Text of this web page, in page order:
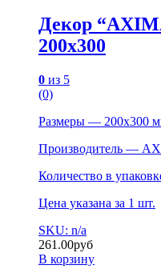
Декор
200х300
0 из 5
(0)
Размеры — 200х300
Производитель —
Количество в
Цена указана за 1 шт.
SKU: n/a
261.00руб
В корзину